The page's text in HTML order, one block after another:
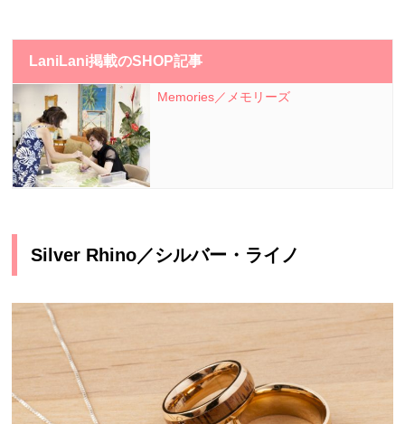
LaniLani掲載のSHOP記事
Memories／メモリーズ
Silver Rhino／シルバー・ライノ